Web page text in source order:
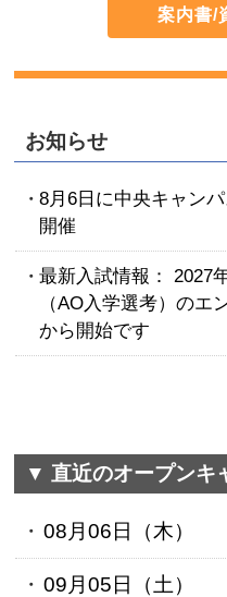
案内書/
お知らせ
8月6日に中央キャン
開催
最新入試情報： 2027
（AO入学選考）のエ
から開始です
▼ 直近のオープンキ
08月06日（木）
09月05日（ 土 ）